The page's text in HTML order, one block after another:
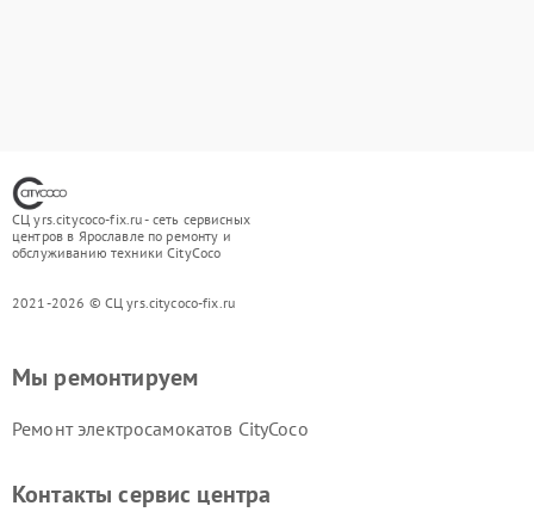
СЦ yrs.citycoco-fix.ru - сеть сервисных
центров в Ярославле по ремонту и
обслуживанию техники CityCoco
2021-2026 © СЦ yrs.citycoco-fix.ru
Мы ремонтируем
Ремонт электросамокатов CityCoco
Контакты сервис центра